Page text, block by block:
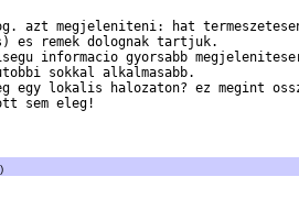
azt megjeleniteni: hat
es remek dolognak tartjuk.
informacio gyorsabb
sokkal alkalmasabb.
egy lokalis halozaton? ez megint
sem eleg!
)